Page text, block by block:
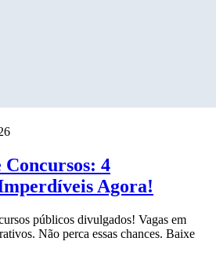
4
Agora!
públicos divulgados! Vagas em
Não perca essas chances. Baixe